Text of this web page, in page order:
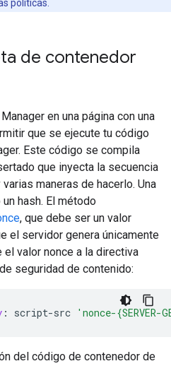
políticas.
de contenedor
en una página con una
que se ejecute tu código
Este código se compila
que inyecta la secuencia
varias maneras de hacerlo. Una
hash. El método
, que debe ser un valor
el servidor genera únicamente
el valor nonce a la directiva
seguridad de contenido:
: script-src 'nonce-{SERVER-
del código de contenedor de